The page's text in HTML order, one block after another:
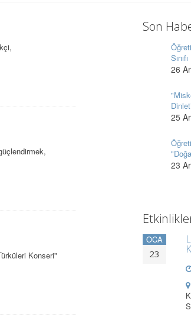
Konseri"
Son
26
25
23
OCA
23